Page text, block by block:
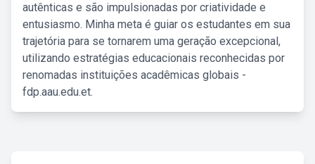
autênticas e são impulsionadas por criatividade e
entusiasmo. Minha meta é guiar os estudantes em sua
trajetória para se tornarem uma geração excepcional,
utilizando estratégias educacionais reconhecidas por
renomadas instituições acadêmicas globais -
fdp.aau.edu.et.